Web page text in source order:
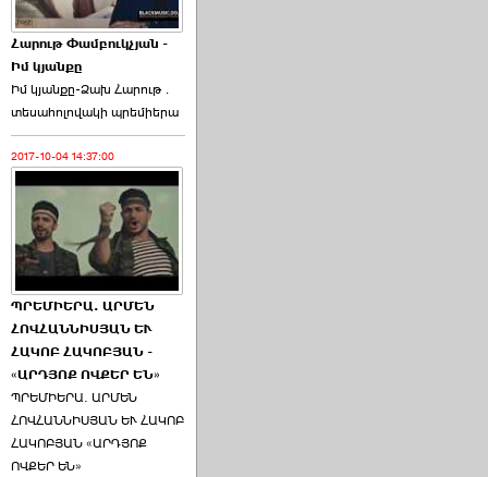
Հարութ Փամբուկչյան -
Իմ կյանքը
Իմ կյանքը-Ձախ Հարnւթ․
տեuաhnլnվակի պրեմիերա
2017-10-04 14:37:00
ՊՐԵՄԻԵՐԱ. ԱՐՄԵՆ
ՀՈՎՀԱՆՆԻՍՅԱՆ ԵՒ
ՀԱԿՈԲ ՀԱԿՈԲՅԱՆ -
«ԱՐԴՅՈՔ ՈՎՔԵՐ ԵՆ»
ՊՐԵՄԻԵՐԱ. ԱՐՄԵՆ
ՀՈՎՀԱՆՆԻՍՅԱՆ ԵՒ ՀԱԿՈԲ
ՀԱԿՈԲՅԱՆ «ԱՐԴՅՈՔ
ՈՎՔԵՐ ԵՆ»